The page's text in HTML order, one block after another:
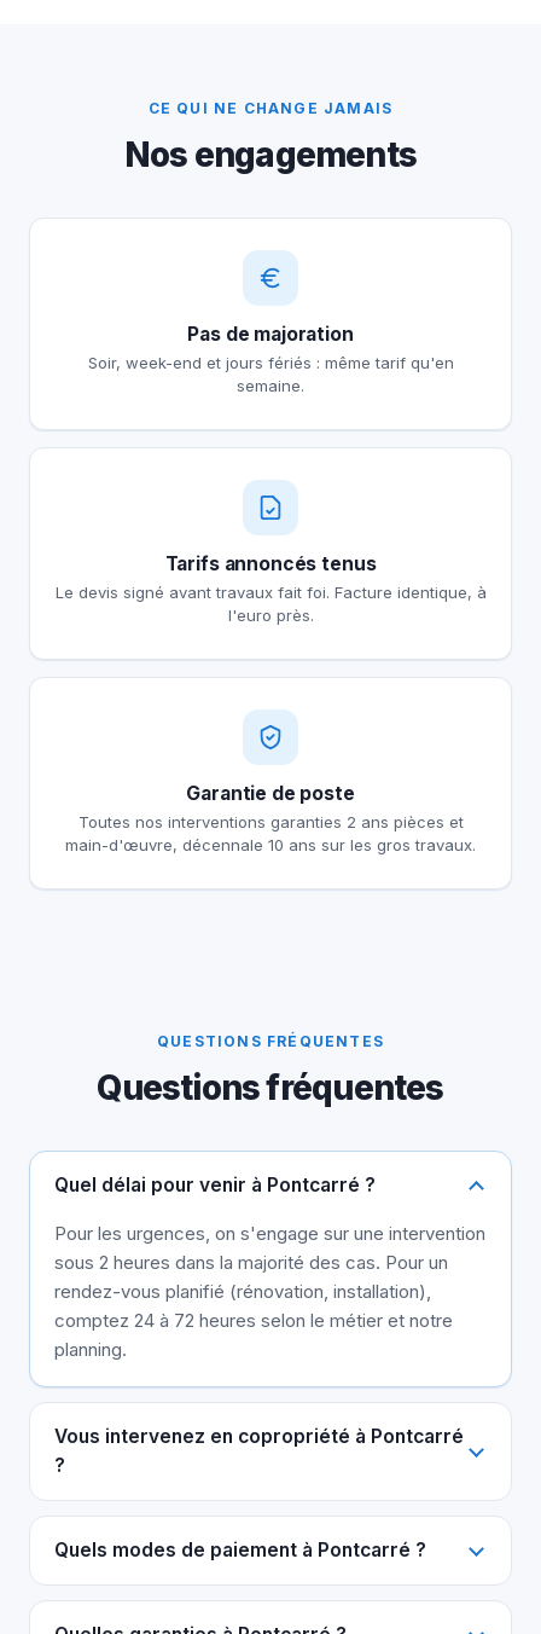
CE QUI NE CHANGE JAMAIS
Nos engagements
Pas de majoration
Soir, week-end et jours fériés : même tarif qu'en
semaine.
Tarifs annoncés tenus
Le devis signé avant travaux fait foi. Facture identique, à
l'euro près.
Garantie de poste
Toutes nos interventions garanties 2 ans pièces et
main-d'œuvre, décennale 10 ans sur les gros travaux.
QUESTIONS FRÉQUENTES
Questions fréquentes
Quel délai pour venir à Pontcarré ?
Pour les urgences, on s'engage sur une intervention
sous 2 heures dans la majorité des cas. Pour un
rendez-vous planifié (rénovation, installation),
comptez 24 à 72 heures selon le métier et notre
planning.
Vous intervenez en copropriété à Pontcarré
?
Quels modes de paiement à Pontcarré ?